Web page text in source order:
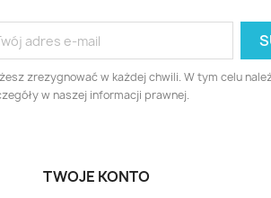
zrezygnować w każdej chwili. W tym celu
w naszej informacji prawnej.
TWOJE KONTO